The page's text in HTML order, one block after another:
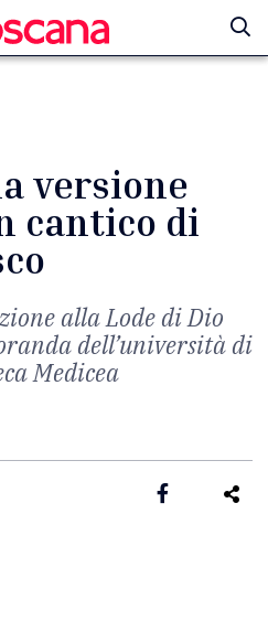
versione
cantico di
alla Lode di Dio
dell’università di
Medicea